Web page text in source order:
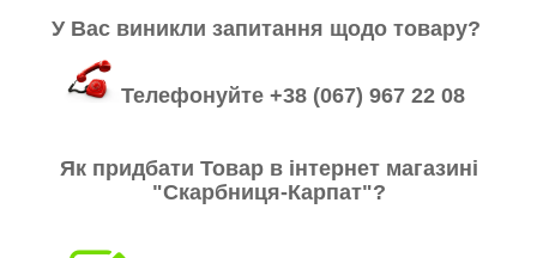
У Вас виникли запитання щодо товару?
Телефонуйте +38 (067) 967 22 08
Як придбати Товар в інтернет магазині
"Скарбниця-Карпат"?